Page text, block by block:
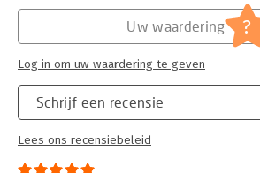
Schrijf een recensie
Lees ons recensiebeleid
Uw waardering ?
Log in om uw waardering te geven